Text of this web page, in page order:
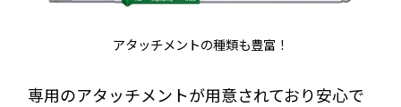
アタッチメントの種類も豊富！
専用のアタッチメントが用意されており安心で